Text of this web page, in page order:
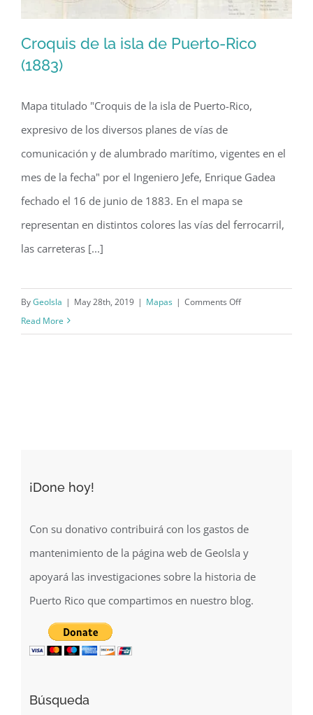
Croquis de la isla de Puerto-Rico
(1883)
Croquis de la isla de Puerto-Rico
(1883)
Mapa titulado "Croquis de la isla de Puerto-Rico,
expresivo de los diversos planes de vías de
comunicación y de alumbrado marítimo, vigentes en el
mes de la fecha" por el Ingeniero Jefe, Enrique Gadea
fechado el 16 de junio de 1883. En el mapa se
representan en distintos colores las vías del ferrocarril,
las carreteras [...]
ByGeoIsla | May 28th, 2019 | Mapas | Comments Offon
Read More
¡Done hoy!
Con su donativo contribuirá con los gastos de
mantenimiento de la página web de GeoIsla y
apoyará las investigaciones sobre la historia de
Puerto Rico que compartimos en nuestro blog.
Búsqueda